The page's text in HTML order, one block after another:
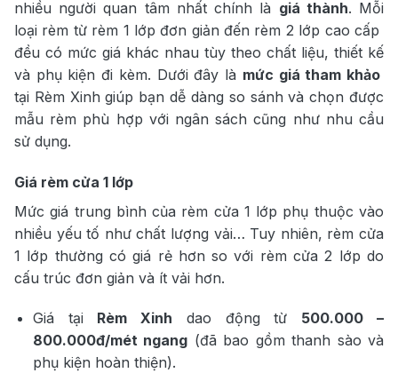
nhiều người quan tâm nhất chính là giá thành. Mỗi
loại rèm từ rèm 1 lớp đơn giản đến rèm 2 lớp cao cấp
đều có mức giá khác nhau tùy theo chất liệu, thiết kế
và phụ kiện đi kèm. Dưới đây là mức giá tham khảo
tại Rèm Xinh giúp bạn dễ dàng so sánh và chọn được
mẫu rèm phù hợp với ngân sách cũng như nhu cầu
sử dụng.
Giá rèm cửa 1 lớp
Mức giá trung bình của rèm cửa 1 lớp phụ thuộc vào
nhiều yếu tố như chất lượng vải… Tuy nhiên, rèm cửa
1 lớp thường có giá rẻ hơn so với rèm cửa 2 lớp do
cấu trúc đơn giản và ít vải hơn.
Giá tại Rèm Xinh dao động từ 500.000 –
800.000đ/mét ngang (đã bao gồm thanh sào và
phụ kiện hoàn thiện).